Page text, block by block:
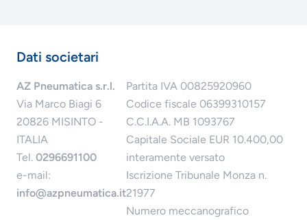
Dati societari
AZ Pneumatica s.r.l.
Via Marco Biagi 6
20826 MISINTO -
ITALIA
Tel. 0296691100
e-mail:
info@azpneumatica.it
Partita IVA 00825920960
Codice fiscale 06399310157
C.C.I.A.A. MB 1093767
Capitale Sociale EUR 10.400,00
interamente versato
Iscrizione Tribunale Monza n.
21977
Numero meccanografico